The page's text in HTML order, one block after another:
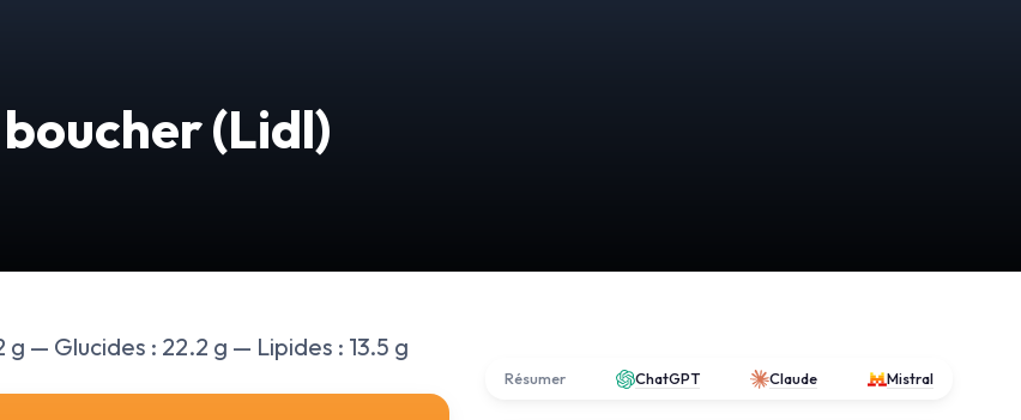
(Lidl)
— Glucides : 22.2 g — Lipides : 13.5 g
Résumer ChatGPT Claude Mistral